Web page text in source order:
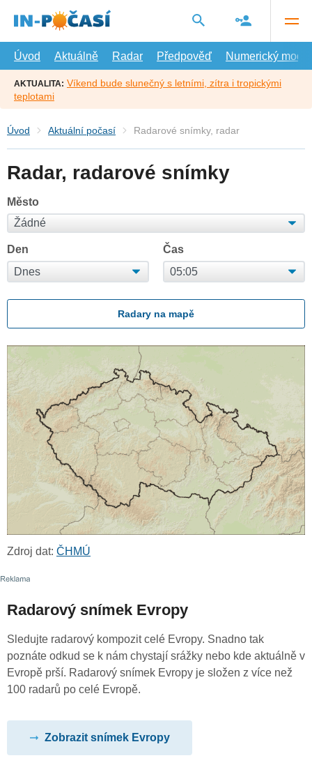
hlavní
Úvod
Aktuálně Radar Předpověď Numerický model
AKTUALITA: Víkend bude slunečný s letními, zítra i tropickými
teplotami
Úvod Aktuální počasí Radarové snímky, radar
Radar, radarové snímky
Město
Den Čas
Radary na mapě
Zdroj dat: ČHMÚ
Radarový snímek Evropy
Sledujte radarový kompozit celé Evropy. Snadno tak
poznáte odkud se k nám chystají srážky nebo kde aktuálně v
Evropě prší. Radarový snímek Evropy je složen z více než
100 radarů po celé Evropě.
Zobrazit snímek Evropy